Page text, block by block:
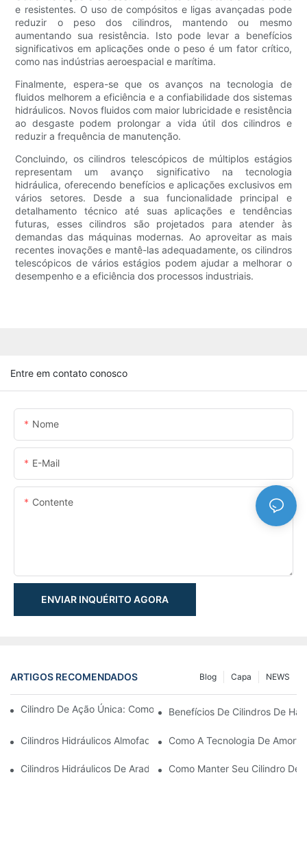
e resistentes. O uso de compósitos e ligas avançadas pode
reduzir o peso dos cilindros, mantendo ou mesmo
aumentando sua resistência. Isto pode levar a benefícios
significativos em aplicações onde o peso é um fator crítico,
como nas indústrias aeroespacial e marítima.
Finalmente, espera-se que os avanços na tecnologia de
fluidos melhorem a eficiência e a confiabilidade dos sistemas
hidráulicos. Novos fluidos com maior lubricidade e resistência
ao desgaste podem prolongar a vida útil dos cilindros e
reduzir a frequência de manutenção.
Concluindo, os cilindros telescópicos de múltiplos estágios
representam um avanço significativo na tecnologia
hidráulica, oferecendo benefícios e aplicações exclusivos em
vários setores. Desde a sua funcionalidade principal e
detalhamento técnico até suas aplicações e tendências
futuras, esses cilindros são projetados para atender às
demandas das máquinas modernas. Ao aproveitar as mais
recentes inovações e mantê-las adequadamente, os cilindros
telescópicos de vários estágios podem ajudar a melhorar o
desempenho e a eficiência dos processos industriais.
Entre em contato conosco
Nome
E-Mail
Contente
ENVIAR INQUÉRITO AGORA
ARTIGOS RECOMENDADOS NEWS
Capa
Blog
Cilindro De Ação Única: Como Funciona & Aplicações Comuns
Benefícios De Cilindros De
Cilindros Hidráulicos Almofadados: Reduzindo O Impacto &
Como A Tecnologia De
Cilindros Hidráulicos De Arado De Neve: Principais Recursos
Como Manter Seu Cilindro De